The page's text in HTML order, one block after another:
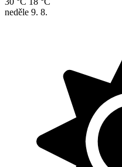
neděle 9. 8.